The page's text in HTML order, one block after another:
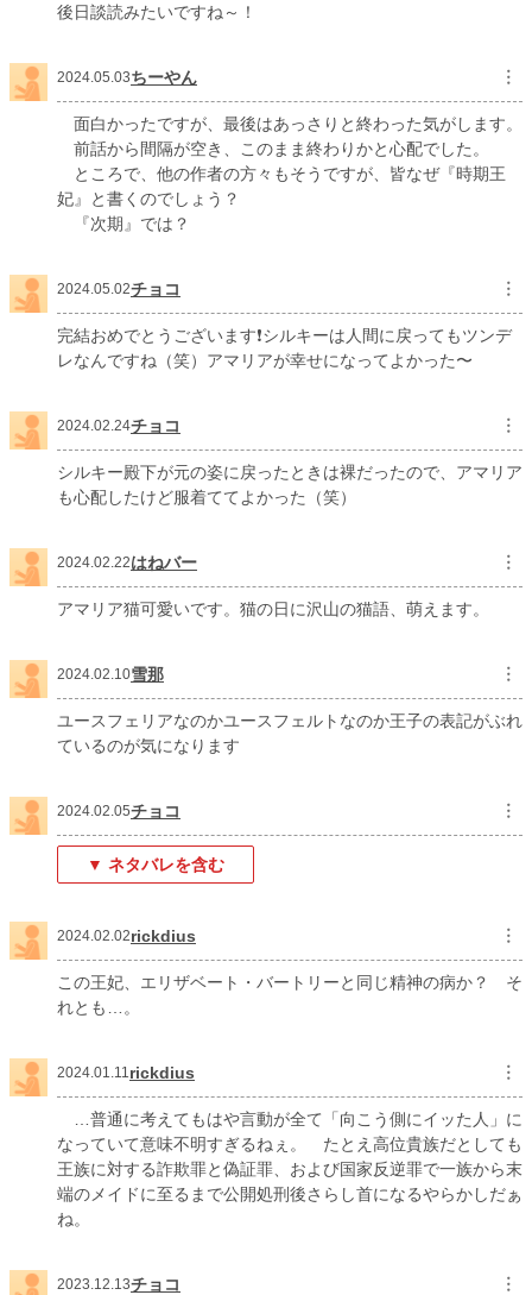
後日談読みたいですね～！
2024.05.03ちーやん ︙
面白かったですが、最後はあっさりと終わった気がします。
前話から間隔が空き、このまま終わりかと心配でした。
ところで、他の作者の方々もそうですが、皆なぜ『時期王
妃』と書くのでしょう？
『次期』では？
2024.05.02チョコ ︙
完結おめでとうございます❗️シルキーは人間に戻ってもツンデ
レなんですね（笑）アマリアが幸せになってよかった〜
2024.02.24チョコ ︙
シルキー殿下が元の姿に戻ったときは裸だったので、アマリア
も心配したけど服着ててよかった（笑）
2024.02.22はねバー ︙
アマリア猫可愛いです。猫の日に沢山の猫語、萌えます。
2024.02.10雪那 ︙
ユースフェリアなのかユースフェルトなのか王子の表記がぶれ
ているのが気になります
2024.02.05チョコ ︙
▼ ネタバレを含む
2024.02.02rickdius ︙
この王妃、エリザベート・バートリーと同じ精神の病か？ そ
れとも…。
2024.01.11rickdius ︙
…普通に考えてもはや言動が全て「向こう側にイッた人」に
なっていて意味不明すぎるねぇ。 たとえ高位貴族だとしても
王族に対する詐欺罪と偽証罪、および国家反逆罪で一族から末
端のメイドに至るまで公開処刑後さらし首になるやらかしだぁ
ね。
2023.12.13チョコ ︙